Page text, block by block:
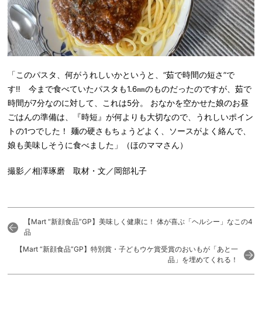
「このパスタ、何がうれしいかというと、“茹で時間の短さ”で
す‼ 今まで食べていたパスタも1.6㎜のものだったのですが、茹で
時間が7分なのに対して、これは5分。 おなかを空かせた娘のお昼
ごはんの準備は、『時短』が何よりも大切なので、うれしいポイン
トの1つでした！ 麺の硬さもちょうどよく、ソースがよく絡んで、
娘も美味しそうに食べました」（ほのママさん）
撮影／相澤琢磨 取材・文／岡部礼子
【Mart “新顔食品”GP】美味しく健康に！ 体が喜ぶ「ヘルシー」なこの4
品
【Mart “新顔食品”GP】特別賞・子どもウケ賞受賞のおいもが「あと一
品」を埋めてくれる！